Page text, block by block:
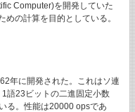
Computer)を開発していた
の計算を目的としている。
年に開発された。これはソ連
語23ビットの二進固定小数
る。性能は20000 opsであ